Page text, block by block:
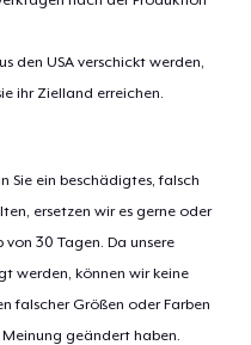
den USA verschickt werden,
ihr Zielland erreichen.
Sie ein beschädigtes, falsch
ersetzen wir es gerne oder
30 Tagen. Da unsere
werden, können wir keine
falscher Größen oder Farben
geändert haben.